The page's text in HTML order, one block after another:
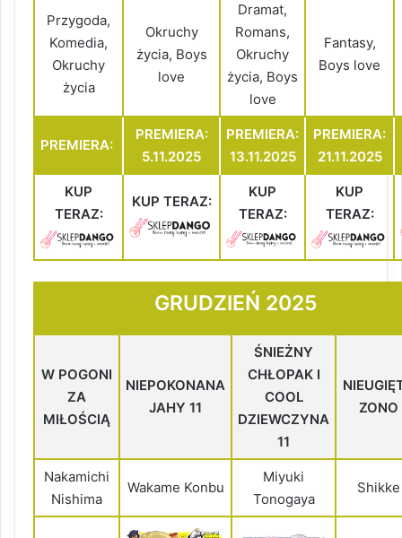
Przygoda,
Komedia,
Okruchy
życia
Okruchy
życia, Boys
love
Dramat,
Romans,
Okruchy
życia, Boys
love
Fantasy,
Boys love
PREMIERA:
PREMIERA:
5.11.2025
PREMIERA:
13.11.2025
PREMIERA:
21.11.2025
KUP
TERAZ:
KUP TERAZ:
KUP
TERAZ:
KUP
TERAZ:
GRUDZIEŃ 2025
W POGONI
ZA
MIŁOŚCIĄ
NIEPOKONANA
JAHY 11
ŚNIEŻNY
CHŁOPAK I
COOL
DZIEWCZYNA
11
ZONO
Nakamichi
Nishima
Wakame Konbu
Miyuki
Tonogaya
Shikke